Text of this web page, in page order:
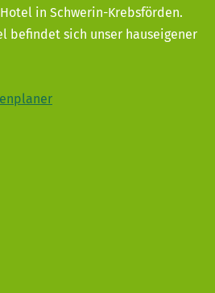
in Schwerin-Krebsförden.
befindet sich unser hauseigener